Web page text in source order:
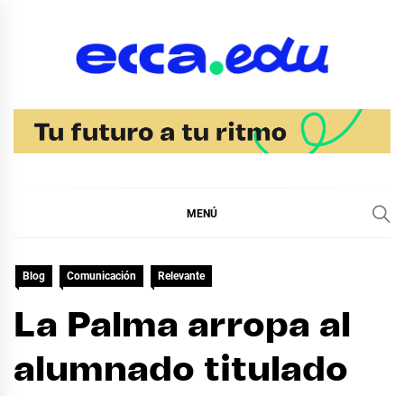
MENÚ
Blog Comunicación Relevante
La Palma arropa al
alumnado titulado